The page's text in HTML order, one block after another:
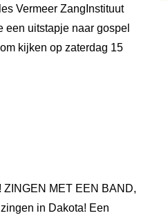
Vermeer ZangInstituut
een uitstapje naar gospel
kijken op zaterdag 15
MET EEN BAND,
in Dakota! Een